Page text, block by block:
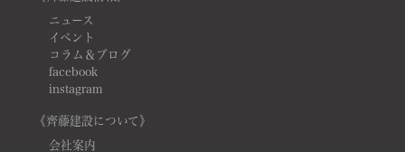
ニュース
イベント
コラム＆ブログ
facebook
instagram
《齊藤建設について》
会社案内